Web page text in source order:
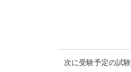
次に受験予定の試験